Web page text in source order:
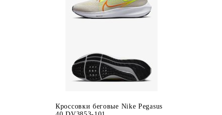
Кроссовки беговые Nike Pegasus